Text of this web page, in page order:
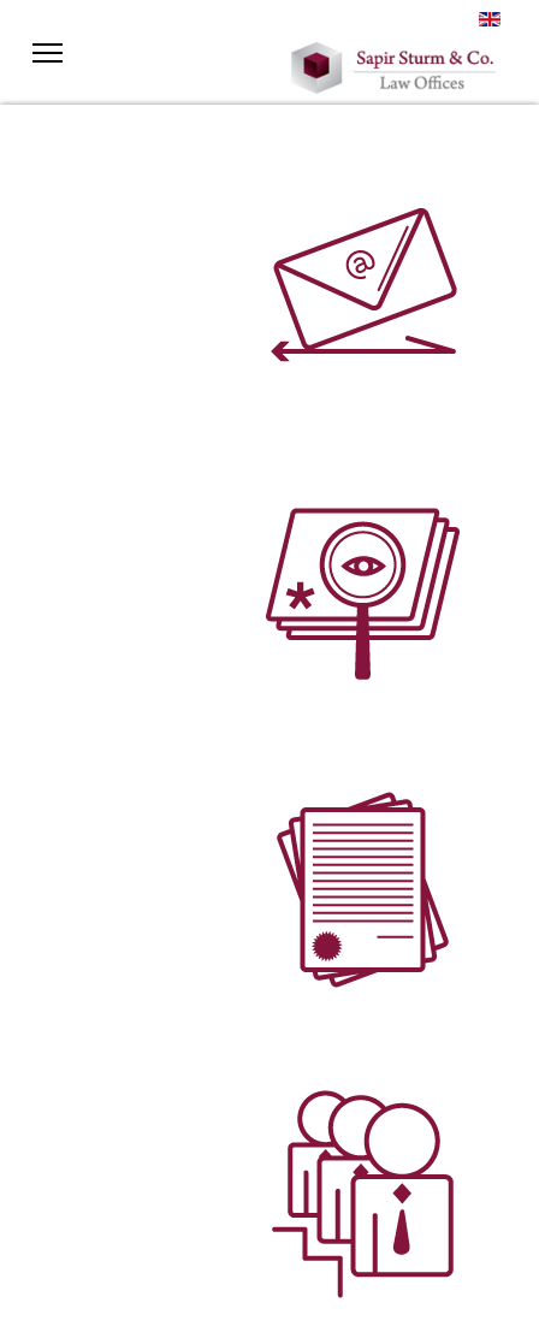
צור קשר
מאמרים ופרסומים
תחומי התמחות
שירותים משפטיים איכותיים בכל
היבטי תחום הנדל"ן והתכנון הבניה,
המותאמים אישית על פי צרכיו
האינדיבידואליים של כל לקוח